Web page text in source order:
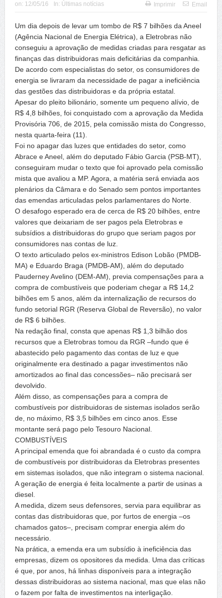
on: 12/05/16 In: Últimas notícias Imprimir Email
Um dia depois de levar um tombo de R$ 7 bilhões da Aneel
(Agência Nacional de Energia Elétrica), a Eletrobras não
conseguiu a aprovação de medidas criadas para resgatar as
finanças das distribuidoras mais deficitárias da companhia.
De acordo com especialistas do setor, os consumidores de
energia se livraram da necessidade de pagar a ineficiência
das gestões das distribuidoras e da própria estatal.
Apesar do pleito bilionário, somente um pequeno alívio, de
R$ 4,8 bilhões, foi conquistado com a aprovação da Medida
Provisória 706, de 2015, pela comissão mista do Congresso,
nesta quarta-feira (11).
Foi no apagar das luzes que entidades do setor, como
Abrace e Aneel, além do deputado Fábio Garcia (PSB-MT),
conseguiram mudar o texto que foi aprovado pela comissão
mista que avaliou a MP. Agora, a matéria será enviada aos
plenários da Câmara e do Senado sem pontos importantes
das emendas articuladas pelos parlamentares do Norte.
O desafogo esperado era de cerca de R$ 20 bilhões, entre
valores que deixariam de ser pagos pela Eletrobras e
subsídios a distribuidoras do grupo que seriam pagos por
consumidores nas contas de luz.
O texto articulado pelos ex-ministros Edison Lobão (PMDB-
MA) e Eduardo Braga (PMDB-AM), além do deputado
Pauderney Avelino (DEM-AM), previa compensações para a
compra de combustíveis que poderiam chegar a R$ 14,2
bilhões em 5 anos, além da internalização de recursos do
fundo setorial RGR (Reserva Global de Reversão), no valor
de R$ 6 bilhões.
Na redação final, consta que apenas R$ 1,3 bilhão dos
recursos que a Eletrobras tomou da RGR –fundo que é
abastecido pelo pagamento das contas de luz e que
originalmente era destinado a pagar investimentos não
amortizados ao final das concessões– não precisará ser
devolvido.
Além disso, as compensações para a compra de
combustíveis por distribuidoras de sistemas isolados serão
de, no máximo, R$ 3,5 bilhões em cinco anos. Esse
montante será pago pelo Tesouro Nacional.
COMBUSTÍVEIS
A principal emenda que foi abrandada é o custo da compra
de combustíveis por distribuidoras da Eletrobras presentes
em sistemas isolados, que não integram o sistema nacional.
A geração de energia é feita localmente a partir de usinas a
diesel.
A medida, dizem seus defensores, servia para equilibrar as
contas das distribuidoras que, por furtos de energia –os
chamados gatos–, precisam comprar energia além do
necessário.
Na prática, a emenda era um subsídio à ineficiência das
empresas, dizem os opositores da medida. Uma das críticas
é que, por anos, há linhas disponíveis para a integração
dessas distribuidoras ao sistema nacional, mas que elas não
o fazem por falta de investimentos na interligação.